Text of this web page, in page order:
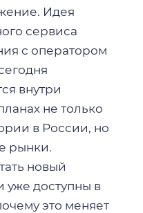
Идея
сервиса
с оператором
внутри
не только
в России, но
рынки.
новый
уже доступны в
это меняет